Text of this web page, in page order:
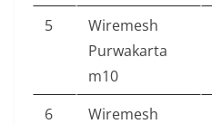
5
Wiremesh
Purwakarta
m10
6
Wiremesh